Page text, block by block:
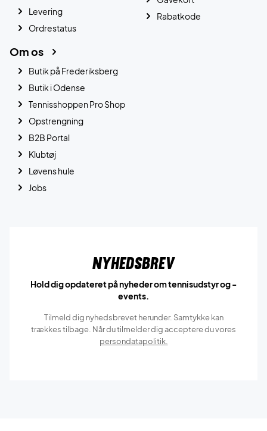
Levering
Ordrestatus
Rabatkode
Om os
Butik på Frederiksberg
Butik i Odense
Tennisshoppen Pro Shop
Opstrengning
B2B Portal
Klubtøj
Løvens hule
Jobs
Nyhedsbrev
Hold dig opdateret på nyheder om tennisudstyr og -
events.
Tilmeld dig nyhedsbrevet herunder. Samtykke kan
trækkes tilbage. Når du tilmelder dig acceptere du vores
persondatapolitik.